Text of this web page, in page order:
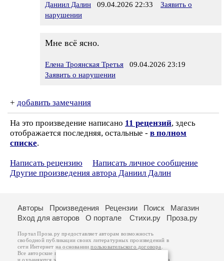
Даниил Далин 09.04.2026 22:33
Заявить о
нарушении
Мне всё ясно.
Елена Троянская Третья 09.04.2026 23:19
Заявить о нарушении
+ добавить замечания
На это произведение написано 11 рецензий, здесь
отображается последняя, остальные - в полном
списке.
Написать рецензию
Написать личное сообщение
Другие произведения автора Даниил Далин
Авторы Произведения Рецензии Поиск
Магазин
Вход для авторов
О портале Стихи.ру Проза.ру
Портал Проза.ру предоставляет авторам возможность
свободной публикации своих литературных произведений в
сети Интернет на основаниипользовательского договора
Все авторские права на произведения принадлежат авторам
и охраняются законом . Перепечатка произведений возможна